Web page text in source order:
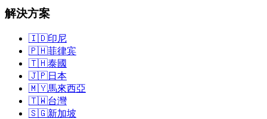
解決方案
🇮🇩印尼
🇵🇭菲律宾
🇹🇭泰國
🇯🇵日本
🇲🇾馬來西亞
🇹🇼台灣
🇸🇬新加坡